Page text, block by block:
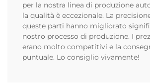
per la nostra linea di produzione
la qualità è eccezionale. La
queste parti hanno migliorato
nostro processo di produzione. I
erano molto competitivi e la
puntuale. Lo consiglio vivamente!